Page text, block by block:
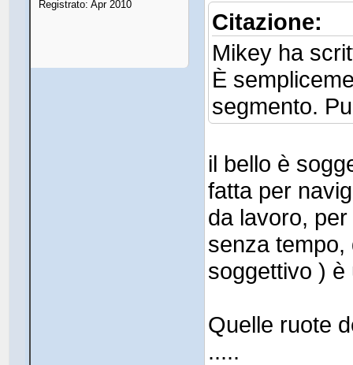
Registrato: Apr 2010
Citazione:
Mikey ha
È
segmento.
il bello è
fatta per
da lavoro,
senza
soggettivo ) è
Quelle ruote
.....